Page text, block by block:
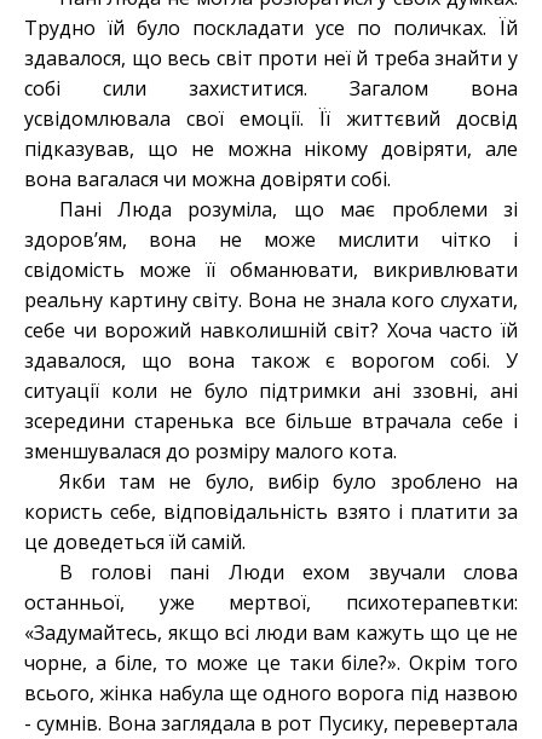
Трудно їй було поскладати усе по поличках. Їй
здавалося, що весь світ проти неї й треба знайти у
собі сили захиститися. Загалом вона
усвідомлювала свої емоції. Її життєвий досвід
підказував, що не можна нікому довіряти, але
вона вагалася чи можна довіряти собі.
Пані Люда розуміла, що має проблеми зі
здоров’ям, вона не може мислити чітко і
свідомість може її обманювати, викривлювати
реальну картину світу. Вона не знала кого слухати,
себе чи ворожий навколишній світ? Хоча часто їй
здавалося, що вона також є ворогом собі. У
ситуації коли не було підтримки ані ззовні, ані
зсередини старенька все більше втрачала себе і
зменшувалася до розміру малого кота.
Якби там не було, вибір було зроблено на
користь себе, відповідальність взято і платити за
це доведеться їй самій.
В голові пані Люди ехом звучали слова
останньої, уже мертвої, психотерапевтки:
«Задумайтесь, якщо всі люди вам кажуть що це не
чорне, а біле, то може це таки біле?». Окрім того
всього, жінка набула ще одного ворога під назвою
- сумнів. Вона заглядала в рот Пусику, перевертала